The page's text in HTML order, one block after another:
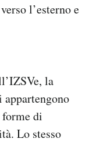
l’esterno e
la
di
Lo stesso